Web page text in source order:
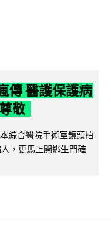
傳 醫護保護病
敬
綜合醫院手術室鏡頭拍
，更馬上開逃生門確